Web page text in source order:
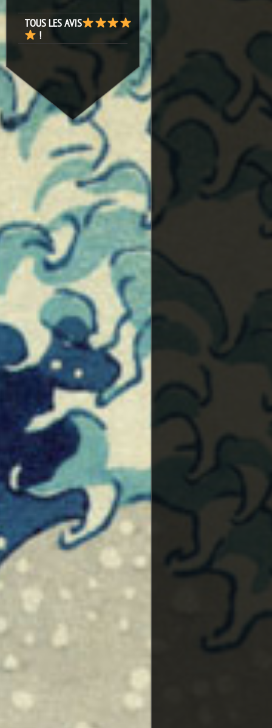
TOUS LES AVIS
!